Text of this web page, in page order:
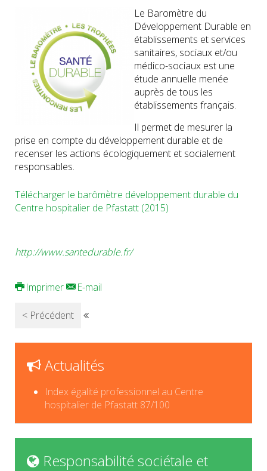
Le Baromètre du
Développement Durable en
établissements et services
sanitaires, sociaux et/ou
médico-sociaux est une
étude annuelle menée
auprès de tous les
établissements français.
Il permet de mesurer la
prise en compte du développement durable et de
recenser les actions écologiquement et socialement
responsables.
Télécharger le barômètre développement durable du
Centre hospitalier de Pfastatt (2015)
http://www.santedurable.fr/
Imprimer E-mail
< Précédent
Actualités
Index égalité professionnel au Centre
hospitalier de Pfastatt 87/100
Responsabilité sociétale et